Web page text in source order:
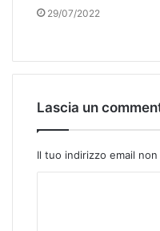
29/07/2022
Lascia un
Il tuo indirizzo email